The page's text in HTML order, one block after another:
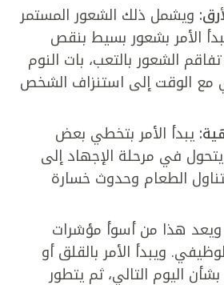
ويشمل ذلك الشعور المستمر
الأمر بشعور بسيط بنقص
الشعور بالتعب، بات النوم
مع الوقت إلى استنزاف الشخص
يبدأ الأمر بتخطي بعض
يتحول في مرحلة الإجهاد إلى
الطعام وحدوث خسارة
ويعد هذا من أسوأ مؤشرات
ويبدأ الأمر بالقلق أو
اليوم التالي، ثم يتطور